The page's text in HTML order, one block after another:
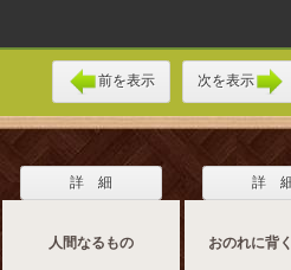
前を表示 次を表示
詳 細
人間なるもの
詳
おのれに背